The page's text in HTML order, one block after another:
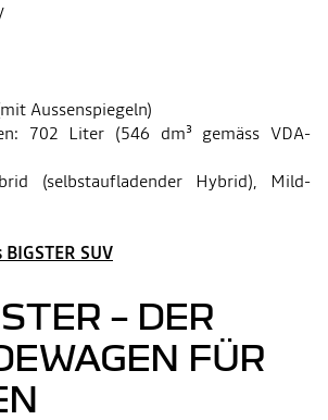
Aussenspiegeln)
702 Liter (546 dm³ gemäss VDA-
(selbstaufladender Hybrid), Mild-
SUV
– DER
FÜR